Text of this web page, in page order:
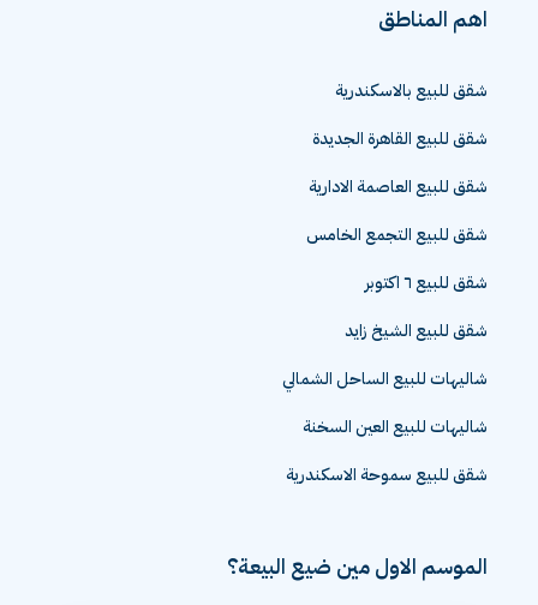
اهم المناطق
شقق للبيع بالاسكندرية
شقق للبيع القاهرة الجديدة
شقق للبيع العاصمة الادارية
شقق للبيع التجمع الخامس
شقق للبيع ٦ اكتوبر
شقق للبيع الشيخ زايد
شاليهات للبيع الساحل الشمالي
شاليهات للبيع العين السخنة
شقق للبيع سموحة الاسكندرية
الموسم الاول مين ضيع البيعة؟